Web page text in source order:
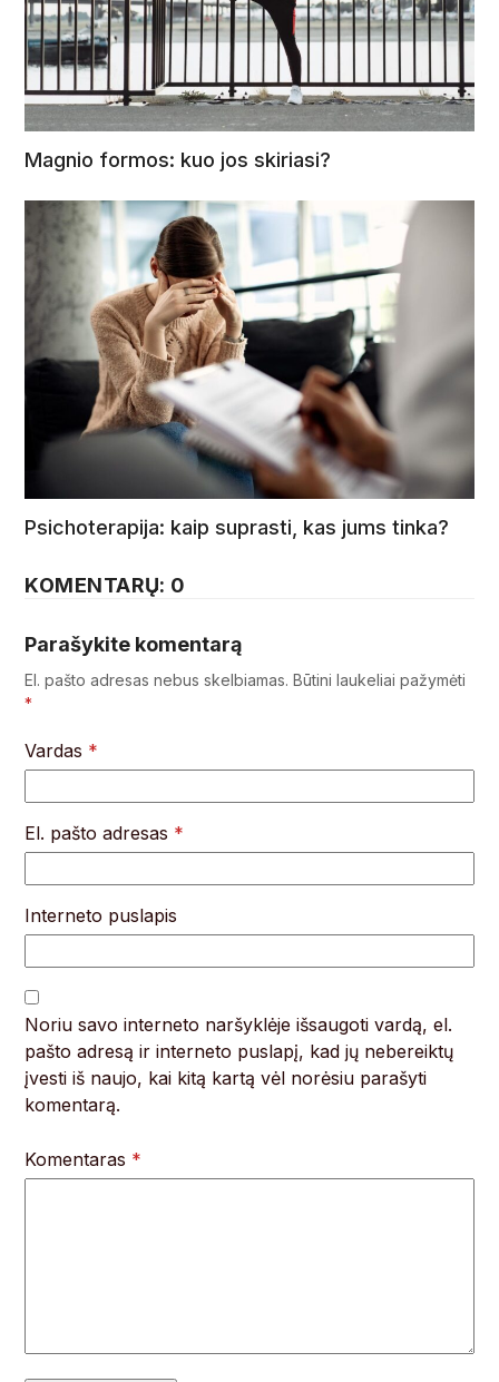
Magnio formos: kuo jos skiriasi?
Psichoterapija: kaip suprasti, kas jums tinka?
KOMENTARŲ: 0
Parašykite komentarą
El. pašto adresas nebus skelbiamas. Būtini laukeliai pažymėti
*
Vardas *
El. pašto adresas *
Interneto puslapis
Noriu savo interneto naršyklėje išsaugoti vardą, el.
pašto adresą ir interneto puslapį, kad jų nebereiktų
įvesti iš naujo, kai kitą kartą vėl norėsiu parašyti
komentarą.
Komentaras *